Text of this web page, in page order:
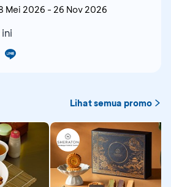
Mei 2026 - 26 Nov 2026
Lihat semua promo